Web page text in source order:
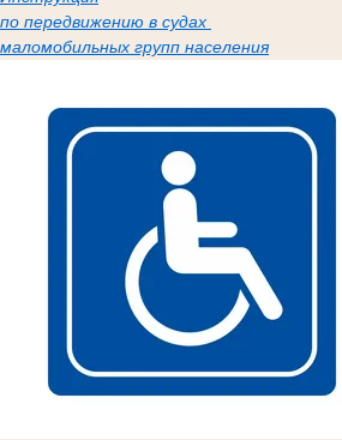
по передвижению в судах
маломобильных групп населения